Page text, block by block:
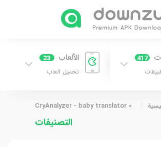
417 الألعاب 23
تحميل العاب
»
CryAnalyzer - baby translator
التصنيفات